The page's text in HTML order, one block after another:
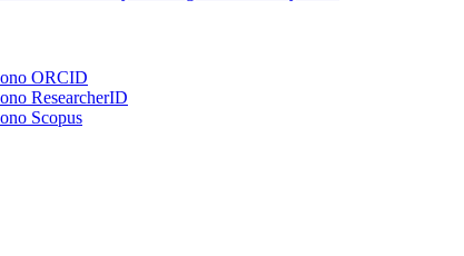
ORCID
ResearcherID
Scopus